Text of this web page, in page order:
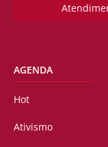
AGENDA
Hot
Ativismo